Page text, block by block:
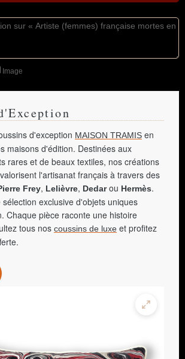
Image
d'exception MAISON TRAMIS en
maisons d'édition. Destinées aux
rares et de beaux textiles, nos créations
l'artisanat français à travers des
Frey, Lelièvre, Dedarou Hermès.
exclusive d'objets uniques
Chaque pièce raconte une histoire
tous nos coussins de luxe et profitez